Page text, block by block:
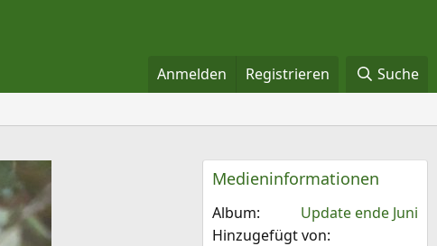
Anmelden Registrieren Suche
Medieninformationen
Album
Update ende Juni
Hinzugefügt von